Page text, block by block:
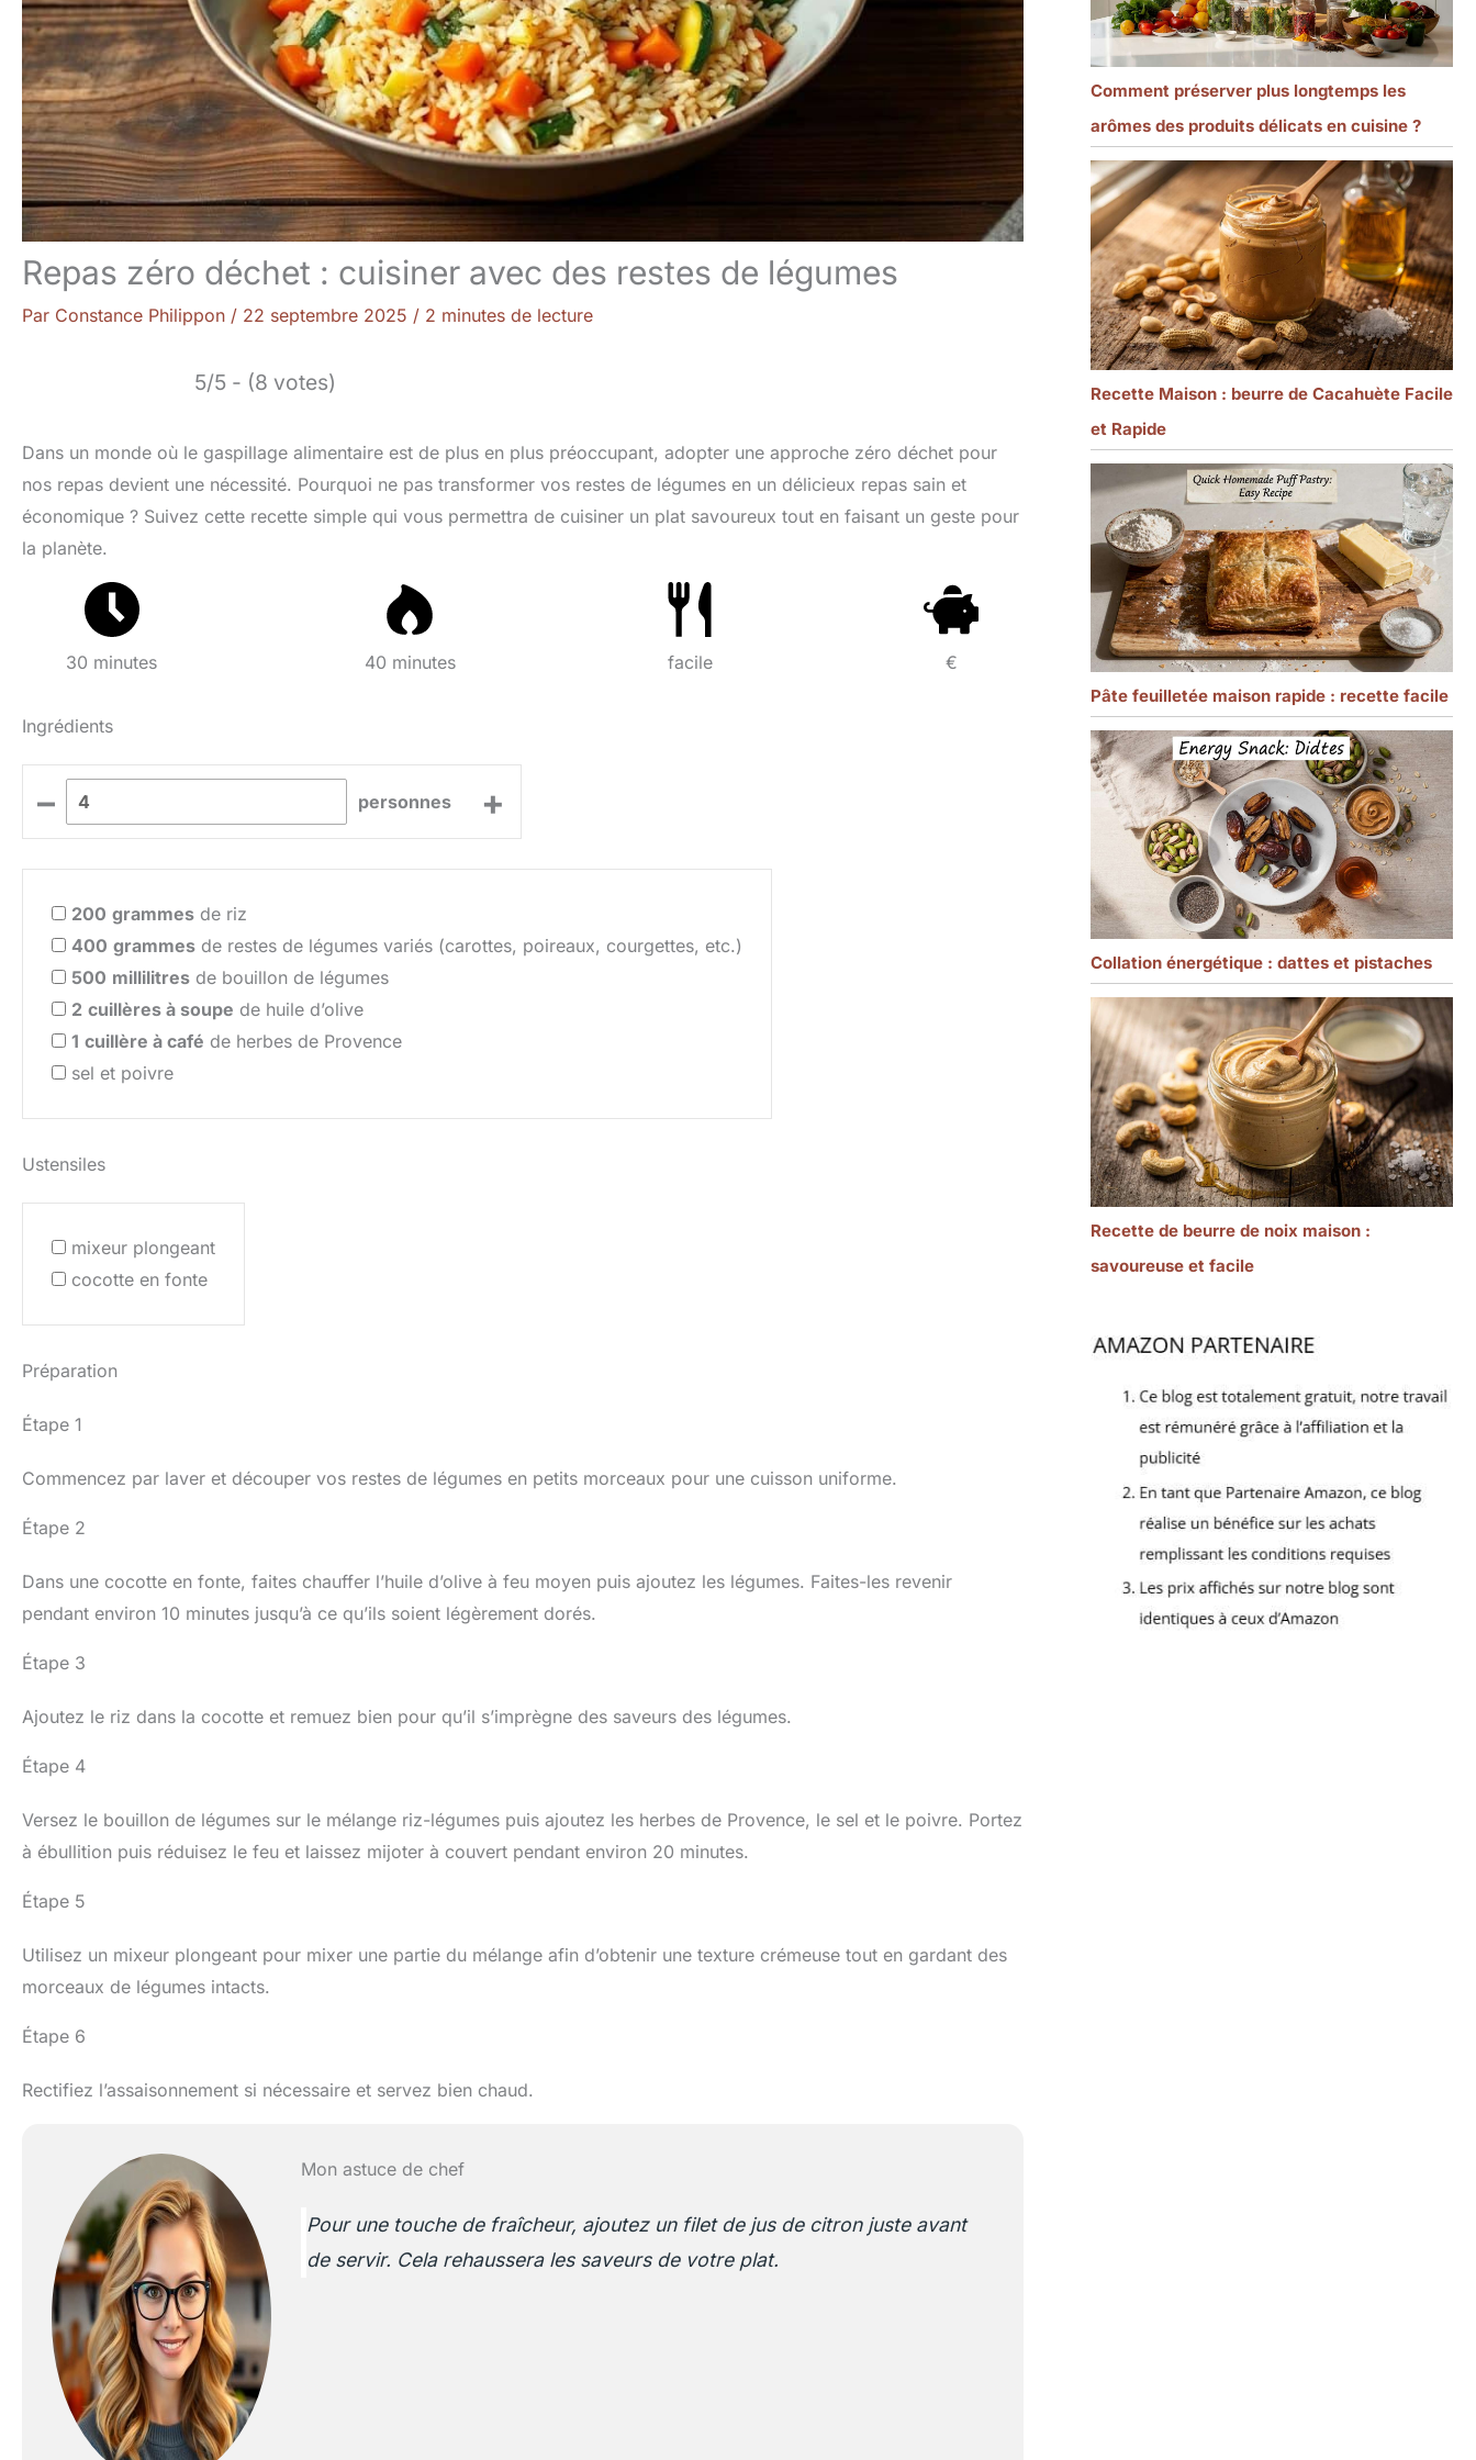
Repas zéro déchet : cuisiner avec des restes de légumes
Par Constance Philippon / 22 septembre 2025 / 2 minutes de lecture
5/5 - (8 votes)
Dans un monde où le gaspillage alimentaire est de plus en plus préoccupant, adopter une approche zéro déchet pour
nos repas devient une nécessité. Pourquoi ne pas transformer vos restes de légumes en un délicieux repas sain et
économique ? Suivez cette recette simple qui vous permettra de cuisiner un plat savoureux tout en faisant un geste pour
la planète.
30 minutes 40 minutes facile €
Ingrédients
– personnes +
200 grammes de riz
400 grammes de restes de légumes variés (carottes, poireaux, courgettes, etc.)
500 millilitres de bouillon de légumes
2 cuillères à soupe de huile d’olive
1 cuillère à café de herbes de Provence
sel et poivre
Ustensiles
mixeur plongeant
cocotte en fonte
Préparation
Étape 1
Commencez par laver et découper vos restes de légumes en petits morceaux pour une cuisson uniforme.
Étape 2
Dans une cocotte en fonte, faites chauffer l’huile d’olive à feu moyen puis ajoutez les légumes. Faites-les revenir
pendant environ 10 minutes jusqu’à ce qu’ils soient légèrement dorés.
Étape 3
Ajoutez le riz dans la cocotte et remuez bien pour qu’il s’imprègne des saveurs des légumes.
Étape 4
Versez le bouillon de légumes sur le mélange riz-légumes puis ajoutez les herbes de Provence, le sel et le poivre. Portez
à ébullition puis réduisez le feu et laissez mijoter à couvert pendant environ 20 minutes.
Étape 5
Utilisez un mixeur plongeant pour mixer une partie du mélange afin d’obtenir une texture crémeuse tout en gardant des
morceaux de légumes intacts.
Étape 6
Rectifiez l’assaisonnement si nécessaire et servez bien chaud.
Mon astuce de chef
Pour une touche de fraîcheur, ajoutez un filet de jus de citron juste avant
de servir. Cela rehaussera les saveurs de votre plat.
Comment préserver plus longtemps les
arômes des produits délicats en cuisine ?
Recette Maison : beurre de Cacahuète Facile
et Rapide
Pâte feuilletée maison rapide : recette facile
Collation énergétique : dattes et pistaches
Recette de beurre de noix maison :
savoureuse et facile